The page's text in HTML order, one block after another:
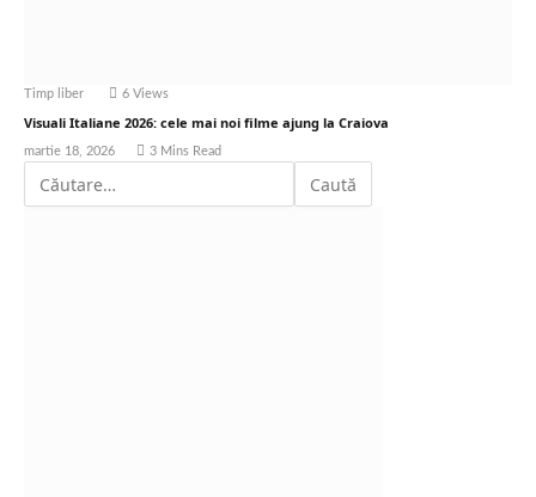
Timp liber 6 Views
Visuali Italiane 2026: cele mai noi filme ajung la Craiova
martie 18, 2026 3 Mins Read